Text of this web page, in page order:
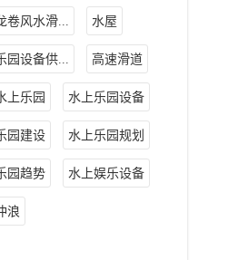
卷风水滑... 水屋
园设备供... 高速滑道
上乐园 水上乐园设备
园建设 水上乐园规划
园趋势 水上娱乐设备
浪